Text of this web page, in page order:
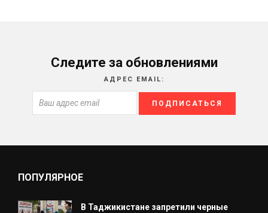
Следите за обновлениями
АДРЕС EMAIL:
ПОПУЛЯРНОЕ
В Таджикистане запретили черные